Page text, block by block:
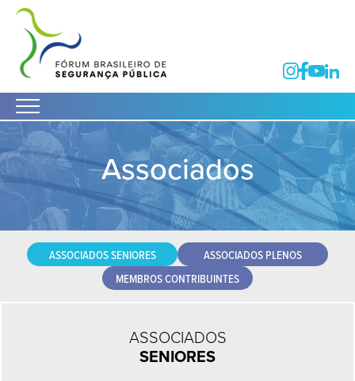
Associados
ASSOCIADOS SENIORES
ASSOCIADOS PLENOS
MEMBROS CONTRIBUINTES
ASSOCIADOS
SENIORES